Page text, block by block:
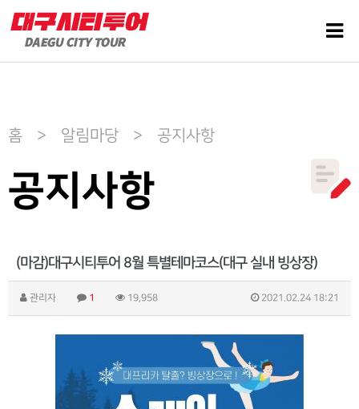
홈 > 알림마당 > 공지사항
공지사항
(마감)대구시티투어 8월 특별테마코스(대구 실내 빙상장)
관리자 1 19,958 2021.02.24 18:21